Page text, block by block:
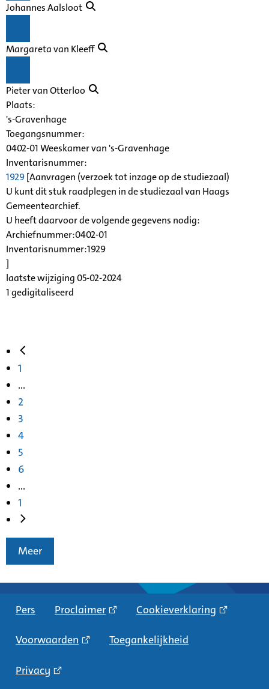
Johannes Aalsloot
Margareta van Kleeff
Pieter van Otterloo
Plaats:
's-Gravenhage
Toegangsnummer:
0402-01 Weeskamer van 's-Gravenhage
Inventarisnummer:
1929[Aanvragen (verzoek tot inzage op de studiezaal)
U kunt dit stuk raadplegen in de studiezaal van Haags
Gemeentearchief.
U heeft daarvoor de volgende gegevens nodig:
Archiefnummer:0402-01
Inventarisnummer:1929
]
laatste wijziging 05-02-2024
1 gedigitaliseerd
1
...
2
3
4
5
6
...
1
Meer
Pers Proclaimer Cookieverklaring
Voorwaarden Toegankelijkheid
Privacy